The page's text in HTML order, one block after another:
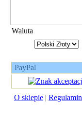
Waluta
PayPal
O sklepie | Regulamin